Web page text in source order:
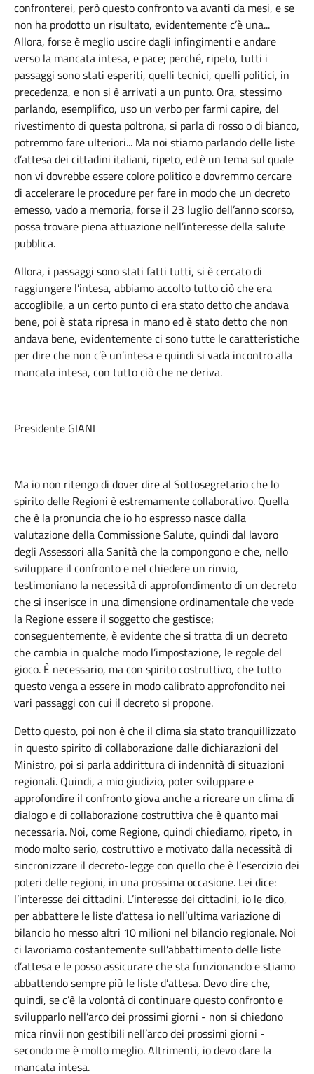
confronterei, però questo confronto va avanti da mesi, e se
non ha prodotto un risultato, evidentemente c’è una...
Allora, forse è meglio uscire dagli infingimenti e andare
verso la mancata intesa, e pace; perché, ripeto, tutti i
passaggi sono stati esperiti, quelli tecnici, quelli politici, in
precedenza, e non si è arrivati a un punto. Ora, stessimo
parlando, esemplifico, uso un verbo per farmi capire, del
rivestimento di questa poltrona, si parla di rosso o di bianco,
potremmo fare ulteriori... Ma noi stiamo parlando delle liste
d’attesa dei cittadini italiani, ripeto, ed è un tema sul quale
non vi dovrebbe essere colore politico e dovremmo cercare
di accelerare le procedure per fare in modo che un decreto
emesso, vado a memoria, forse il 23 luglio dell’anno scorso,
possa trovare piena attuazione nell’interesse della salute
pubblica.
Allora, i passaggi sono stati fatti tutti, si è cercato di
raggiungere l’intesa, abbiamo accolto tutto ciò che era
accoglibile, a un certo punto ci era stato detto che andava
bene, poi è stata ripresa in mano ed è stato detto che non
andava bene, evidentemente ci sono tutte le caratteristiche
per dire che non c’è un’intesa e quindi si vada incontro alla
mancata intesa, con tutto ciò che ne deriva.
Presidente GIANI
Ma io non ritengo di dover dire al Sottosegretario che lo
spirito delle Regioni è estremamente collaborativo. Quella
che è la pronuncia che io ho espresso nasce dalla
valutazione della Commissione Salute, quindi dal lavoro
degli Assessori alla Sanità che la compongono e che, nello
sviluppare il confronto e nel chiedere un rinvio,
testimoniano la necessità di approfondimento di un decreto
che si inserisce in una dimensione ordinamentale che vede
la Regione essere il soggetto che gestisce;
conseguentemente, è evidente che si tratta di un decreto
che cambia in qualche modo l’impostazione, le regole del
gioco. È necessario, ma con spirito costruttivo, che tutto
questo venga a essere in modo calibrato approfondito nei
vari passaggi con cui il decreto si propone.
Detto questo, poi non è che il clima sia stato tranquillizzato
in questo spirito di collaborazione dalle dichiarazioni del
Ministro, poi si parla addirittura di indennità di situazioni
regionali. Quindi, a mio giudizio, poter sviluppare e
approfondire il confronto giova anche a ricreare un clima di
dialogo e di collaborazione costruttiva che è quanto mai
necessaria. Noi, come Regione, quindi chiediamo, ripeto, in
modo molto serio, costruttivo e motivato dalla necessità di
sincronizzare il decreto-legge con quello che è l’esercizio dei
poteri delle regioni, in una prossima occasione. Lei dice:
l’interesse dei cittadini. L’interesse dei cittadini, io le dico,
per abbattere le liste d’attesa io nell’ultima variazione di
bilancio ho messo altri 10 milioni nel bilancio regionale. Noi
ci lavoriamo costantemente sull’abbattimento delle liste
d’attesa e le posso assicurare che sta funzionando e stiamo
abbattendo sempre più le liste d’attesa. Devo dire che,
quindi, se c’è la volontà di continuare questo confronto e
svilupparlo nell’arco dei prossimi giorni - non si chiedono
mica rinvii non gestibili nell’arco dei prossimi giorni -
secondo me è molto meglio. Altrimenti, io devo dare la
mancata intesa.